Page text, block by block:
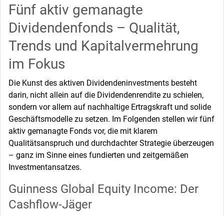
Fünf aktiv gemanagte
Dividendenfonds – Qualität,
Trends und Kapitalvermehrung
im Fokus
Die Kunst des aktiven Dividendeninvestments besteht
darin, nicht allein auf die Dividendenrendite zu schielen,
sondern vor allem auf nachhaltige Ertragskraft und solide
Geschäftsmodelle zu setzen. Im Folgenden stellen wir fünf
aktiv gemanagte Fonds vor, die mit klarem
Qualitätsanspruch und durchdachter Strategie überzeugen
– ganz im Sinne eines fundierten und zeitgemäßen
Investmentansatzes.
Guinness Global Equity Income: Der
Cashflow-Jäger